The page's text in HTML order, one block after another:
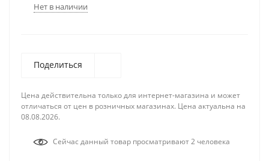
Нет в наличии
Поделиться
Цена действительна только для интернет-магазина и может
отличаться от цен в розничных магазинах. Цена актуальна на
08.08.2026.
Сейчас данный товар просматривают 2 человека